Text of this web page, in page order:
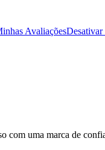
AvaliaçõesDesativar
com uma marca de